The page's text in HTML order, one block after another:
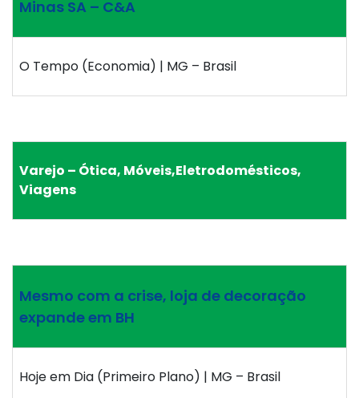
Minas SA – C&A
O Tempo (Economia) | MG – Brasil
Varejo – Ótica, Móveis,Eletrodomésticos,
Viagens
Mesmo com a crise, loja de decoração
expande em BH
Hoje em Dia (Primeiro Plano) | MG – Brasil